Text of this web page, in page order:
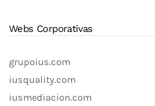
Webs Corporativas
grupoius.com
iusquality.com
iusmediacion.com